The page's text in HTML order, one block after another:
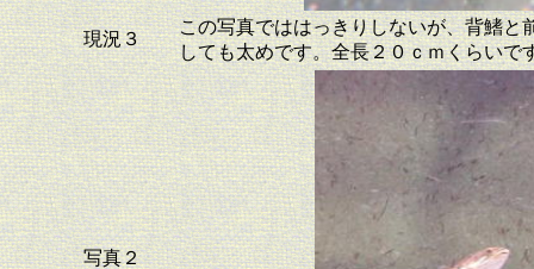
現況３
この写真でははっきりしないが、背鰭
しても太めです。全長２０ｃｍくらいで
写真２